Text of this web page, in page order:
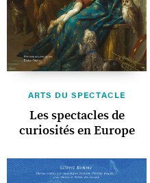
ARTS DU SPECTACLE
Les spectacles de
curiosités en Europe